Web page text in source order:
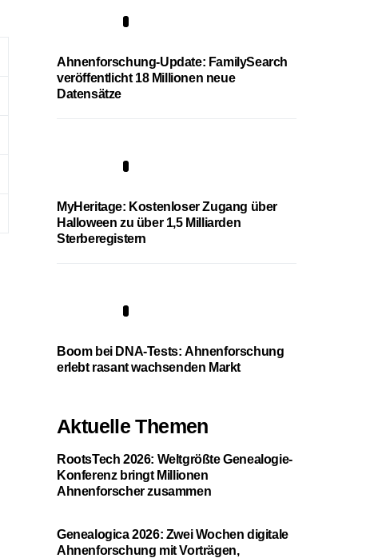
Ahnenforschung-Update: FamilySearch
veröffentlicht 18 Millionen neue
Datensätze
MyHeritage: Kostenloser Zugang über
Halloween zu über 1,5 Milliarden
Sterberegistern
Boom bei DNA-Tests: Ahnenforschung
erlebt rasant wachsenden Markt
Aktuelle Themen
RootsTech 2026: Weltgrößte Genealogie-
Konferenz bringt Millionen
Ahnenforscher zusammen
Genealogica 2026: Zwei Wochen digitale
Ahnenforschung mit Vorträgen,